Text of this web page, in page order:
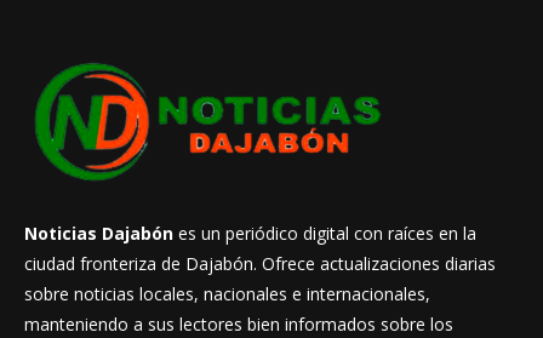
Noticias Dajabón es un periódico digital con raíces en la
ciudad fronteriza de Dajabón. Ofrece actualizaciones diarias
sobre noticias locales, nacionales e internacionales,
manteniendo a sus lectores bien informados sobre los